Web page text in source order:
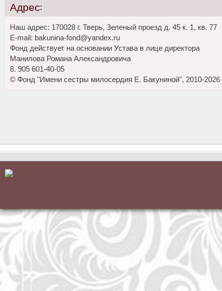
Адрес:
Наш адрес: 170028 г. Тверь, Зеленый проезд д. 45 к. 1, кв. 77
E-mail: bakunina-fond@yandex.ru
Фонд действует на основании Устава в лице директора
Манилова Романа Александровича
8. 905 601-40-05
© Фонд "Имени сестры милосердия Е. Бакуниной", 2010-2026